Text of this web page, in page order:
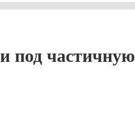
под частичную